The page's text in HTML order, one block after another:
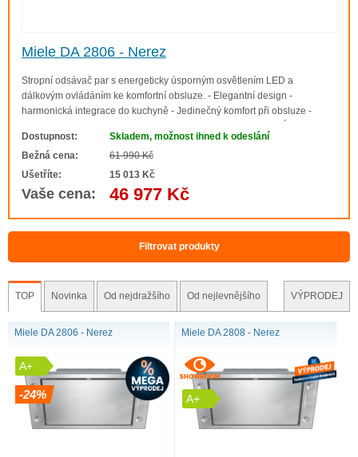
Miele DA 2806 - Nerez
Stropní odsávač par s energeticky úsporným osvětlením LED a
dálkovým ovládáním ke komfortní obsluze. - Elegantní design -
harmonická integrace do kuchyně - Jedinečný komfort při obsluze -
energie a tichý provoz - výkonný ECO ..
Dostupnost:
Skladem, možnost ihned k odeslání
Bežná cena:
61 990 Kč
Ušetříte:
15 013 Kč
Vaše cena: 46 977 Kč
Filtrovat produkty
TOP Novinka Od nejdražšího Od nejlevnějšího VÝPRODEJ
Miele DA 2806 - Nerez
A+
-24%
Miele DA 2808 - Nerez
A+